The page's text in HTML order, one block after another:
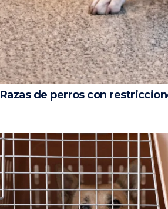
Razas de perros con